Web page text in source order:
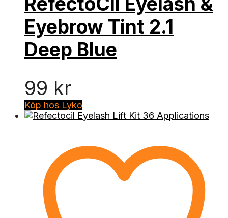
Eyebrow Tint 2.1
Deep Blue
99 kr
Köp hos Lyko